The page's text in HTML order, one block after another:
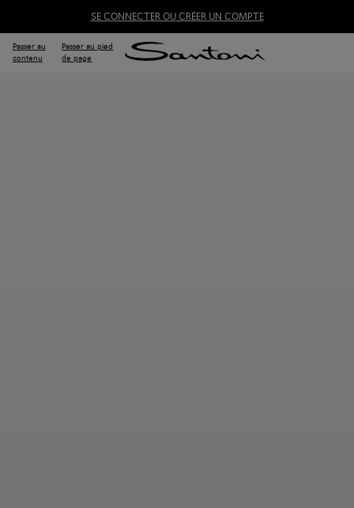
SE CONNECTER OU CRÉER UN COMPTE
Passer au
contenu
Passer au pied
de page